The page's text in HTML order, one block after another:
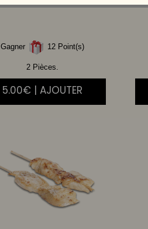
Gagner 12 Point(s)
2 Pièces.
5.00€ | AJOUTER